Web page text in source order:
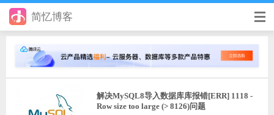
简忆博客
首页
前端
解决MySQL8导入数据库库报错[ERR] 1118 -
Row size too large (> 8126)问题